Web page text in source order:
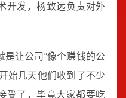
开发，杨致远负责对外
让公司“像个赚钱的公
始几天他们收到了不少
受了，毕竟大家都要吃